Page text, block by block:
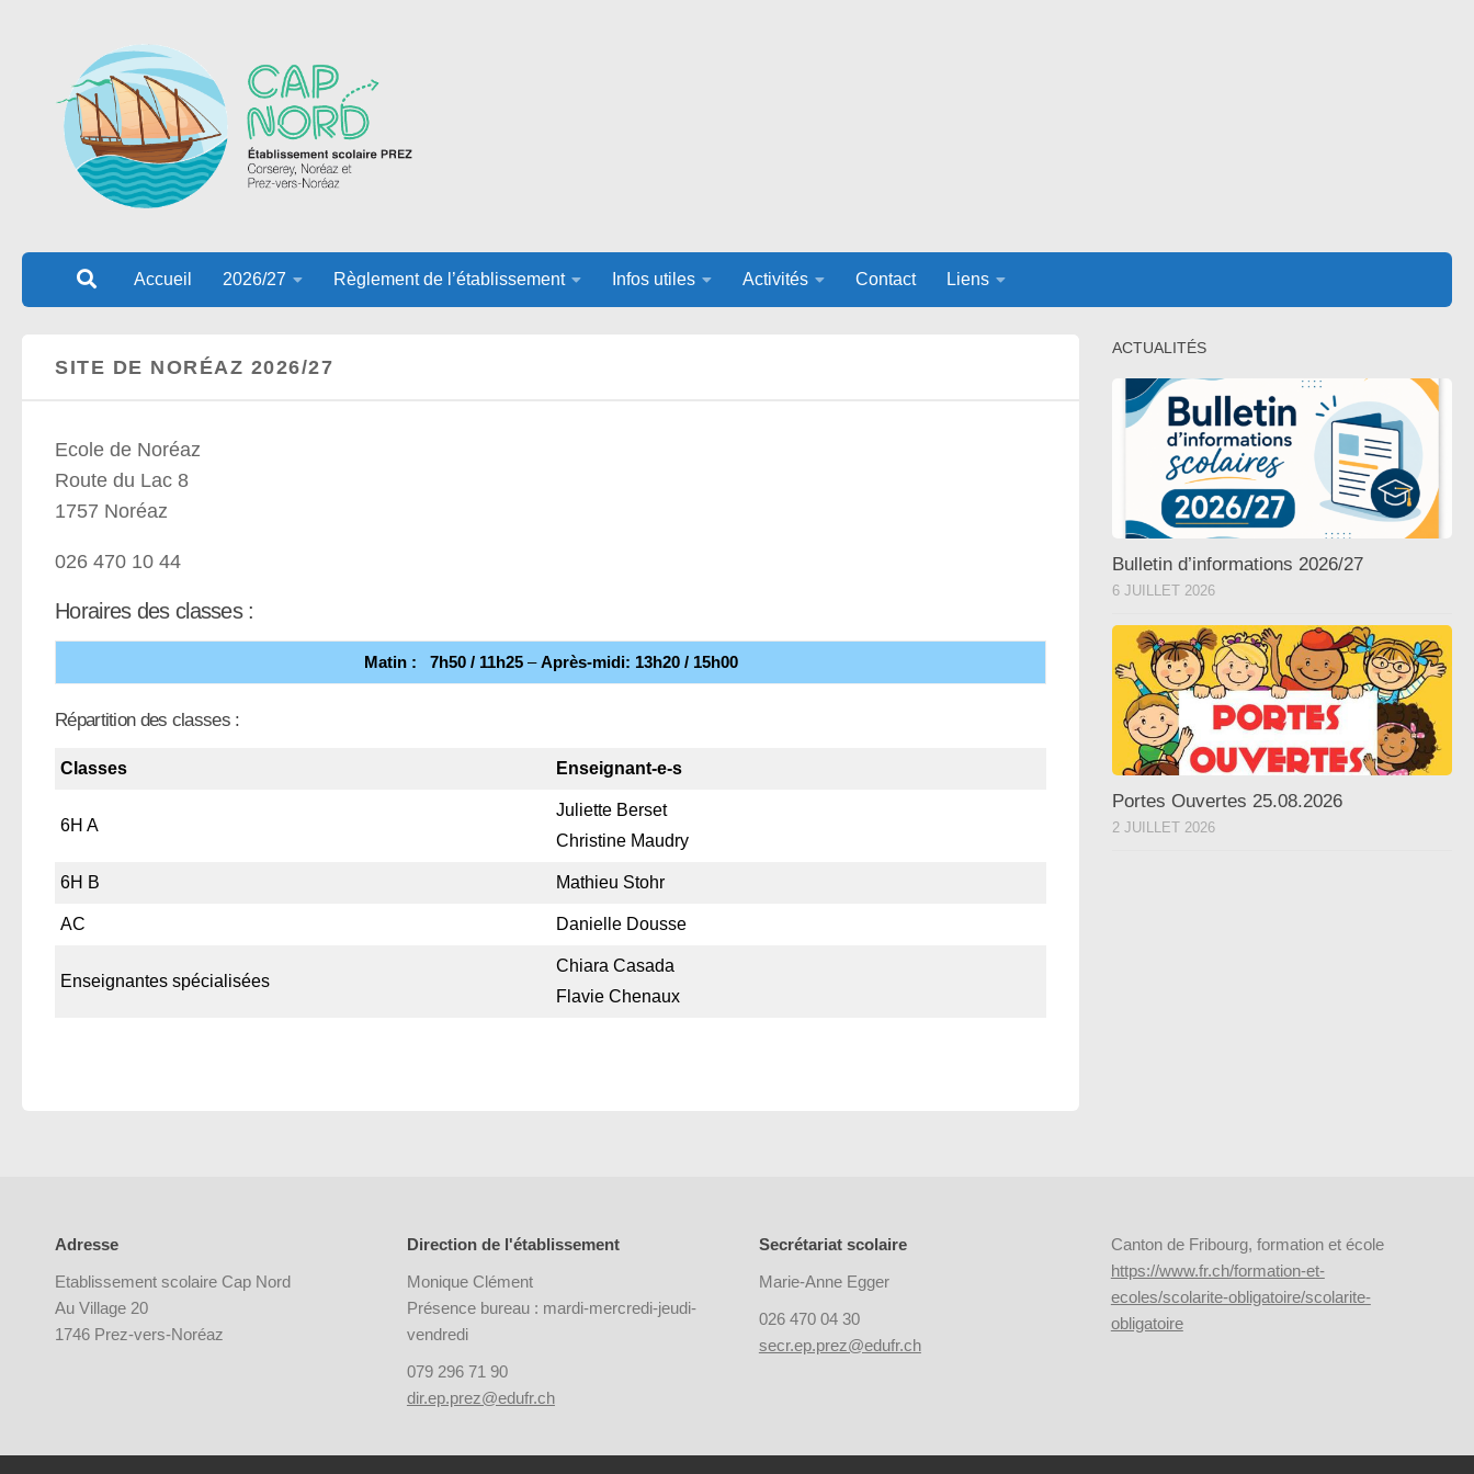
Accueil 2026/27 Règlement de l’établissement Infos utiles Activités Contact Liens
SITE DE NORÉAZ 2026/27
Ecole de Noréaz
Route du Lac 8
1757 Noréaz
026 470 10 44
Horaires des classes :
Matin : 7h50 / 11h25 –Après-midi: 13h20 / 15h00
Répartition des classes :
Classes Enseignant-e-s
6H A
Juliette Berset
Christine Maudry
6H B Mathieu Stohr
AC Danielle Dousse
Enseignantes spécialisées
Chiara Casada
Flavie Chenaux
ACTUALITÉS
Bulletin d’informations 2026/27
6 JUILLET 2026
Portes Ouvertes 25.08.2026
2 JUILLET 2026
Adresse
Etablissement scolaire Cap Nord
Au Village 20
1746 Prez-vers-Noréaz
Direction de l'établissement
Monique Clément
Présence bureau : mardi-mercredi-jeudi-
vendredi
079 296 71 90
dir.ep.prez@edufr.ch
Secrétariat scolaire
Marie-Anne Egger
026 470 04 30
secr.ep.prez@edufr.ch
Canton de Fribourg, formation et école
https://www.fr.ch/formation-et-
ecoles/scolarite-obligatoire/scolarite-
obligatoire